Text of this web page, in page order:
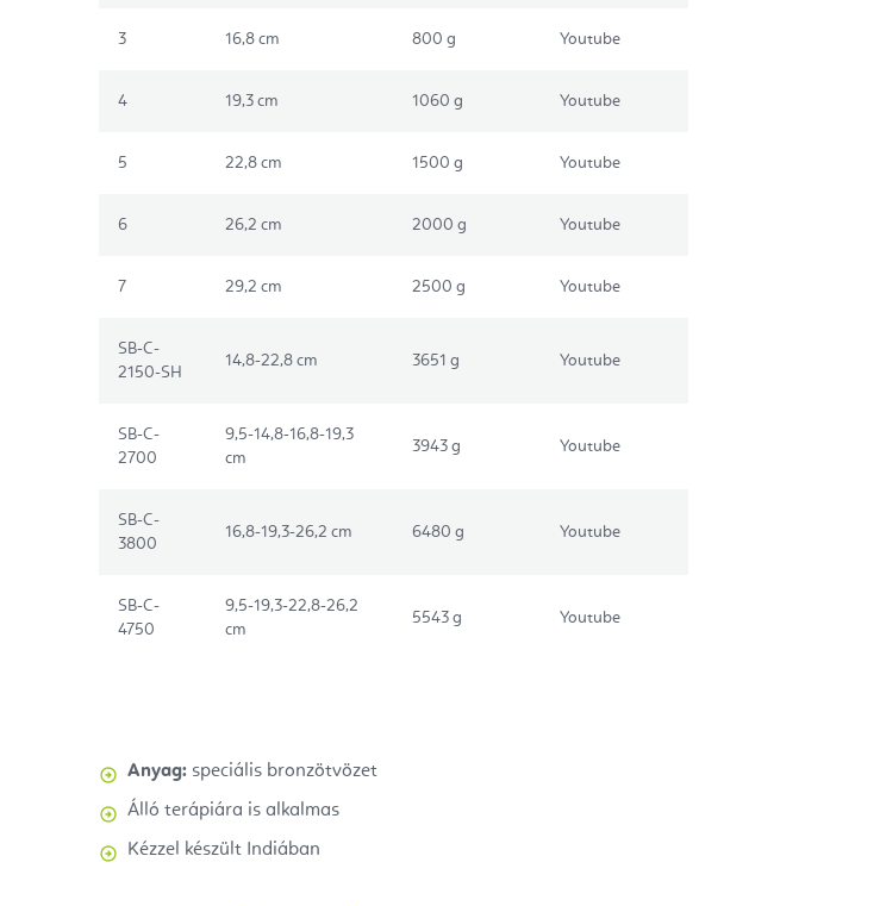
3 16,8 cm 800 g Youtube
4 19,3 cm 1060 g Youtube
5 22,8 cm 1500 g Youtube
6 26,2 cm 2000 g Youtube
7 29,2 cm 2500 g Youtube
SB-C-
2150-SH
14,8-22,8 cm 3651 g Youtube
SB-C-
2700
9,5-14,8-16,8-19,3
cm
3943 g Youtube
SB-C-
3800
16,8-19,3-26,2 cm 6480 g Youtube
SB-C-
4750
9,5-19,3-22,8-26,2
cm
5543 g Youtube
Anyag: speciális bronzötvözet
Álló terápiára is alkalmas
Kézzel készült Indiában